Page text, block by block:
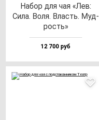
Набор для чая «Лев:
Сила. Воля. Власть. Муд­
рость»
12 700 руб